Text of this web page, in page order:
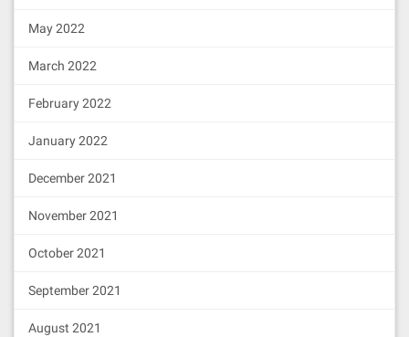
May 2022
March 2022
February 2022
January 2022
December 2021
November 2021
October 2021
September 2021
August 2021